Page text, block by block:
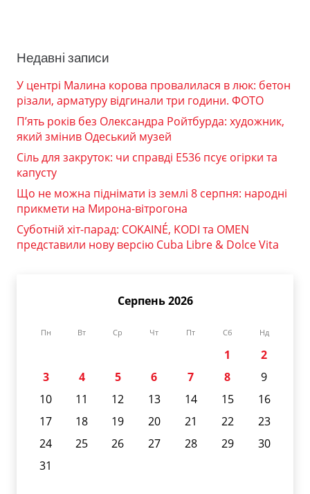
Недавні записи
У центрі Малина корова провалилася в люк: бетон
різали, арматуру відгинали три години. ФОТО
П’ять років без Олександра Ройтбурда: художник,
який змінив Одеський музей
Сіль для закруток: чи справді Е536 псує огірки та
капусту
Що не можна піднімати із землі 8 серпня: народні
прикмети на Мирона-вітрогона
Суботній хіт-парад: COKAINÉ, KODI та OMEN
представили нову версію Cuba Libre & Dolce Vita
Серпень 2026
Пн Вт Ср Чт Пт Сб Нд
1
2
3
4 5 6 7 8
9
10
11 12 13 14 15
16
17
18 19 20 21 22
23
24
25 26 27 28 29
30
31